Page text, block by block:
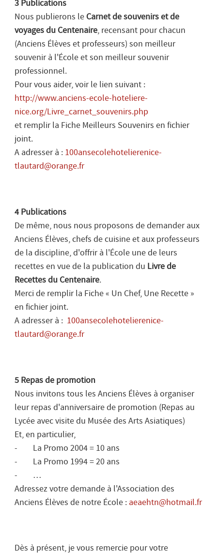
3 Publications
Nous publierons le Carnet de souvenirs et de
voyages du Centenaire, recensant pour chacun
(Anciens Élèves et professeurs) son meilleur
souvenir à l'École et son meilleur souvenir
professionnel.
Pour vous aider, voir le lien suivant :
http://www.anciens-ecole-hoteliere-
nice.org/Livre_carnet_souvenirs.php
et remplir la Fiche Meilleurs Souvenirs en fichier
joint.
A adresser à : 100ansecolehotelierenice-
tlautard@orange.fr
4 Publications
De même, nous nous proposons de demander aux
Anciens Élèves, chefs de cuisine et aux professeurs
de la discipline, d'offrir à l'École une de leurs
recettes en vue de la publication du Livre de
Recettes du Centenaire.
Merci de remplir la Fiche « Un Chef, Une Recette »
en fichier joint.
A adresser à : 100ansecolehotelierenice-
tlautard@orange.fr
5 Repas de promotion
Nous invitons tous les Anciens Élèves à organiser
leur repas d'anniversaire de promotion (Repas au
Lycée avec visite du Musée des Arts Asiatiques)
Et, en particulier,
- La Promo 2004 = 10 ans
- La Promo 1994 = 20 ans
- …
Adressez votre demande à l'Association des
Anciens Élèves de notre École : aeaehtn@hotmail.fr
Dès à présent, je vous remercie pour votre